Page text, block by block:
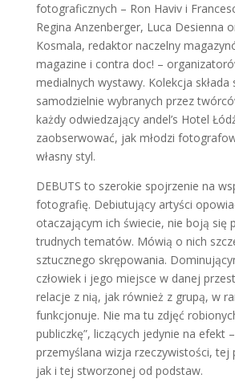
fotograficznych – Ron Haviv i
Regina Anzenberger, Luca Desienna
Kosmala, redaktor naczelny
magazine i contra doc! –
medialnych wystawy. Kolekcja składa
samodzielnie wybranych przez
każdy odwiedzający andel’s Hotel
zaobserwować, jak młodzi
własny styl.
DEBUTS to szerokie spojrzenie na
fotografię. Debiutujący artyści
otaczającym ich świecie, nie boją się
trudnych tematów. Mówią o nich
sztucznego skrępowania.
człowiek i jego miejsce w danej
relacje z nią, jak również z grupą, w
funkcjonuje. Nie ma tu zdjęć
publiczkę”, liczących jedynie na efekt
przemyślana wizja rzeczywistości, tej
jak i tej stworzonej od podstaw.